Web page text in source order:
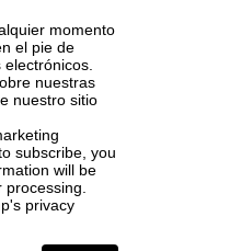
momento
el pie de
nuestras
nuestro sitio
subscribe, you
will be
privacy